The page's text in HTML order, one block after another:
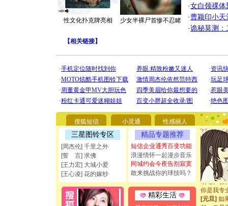
性文化扑克牌亮相 少女半裸尸首惨不忍睹
·女白领祼体
·曹颖印小天
·诡秘莫测：
【相关链接】
搜狐短信 小灵通 性感丽人
三星图铃专区
[周杰伦] 千里之外
[誓 言] 求佛
[王力宏] 大城小爱
[王心凌] 花的嫁纱
精品专题推荐
短信企业通秀百变功能
浪漫情怀一起漫步音乐
同城约会今夜告别寂寞
敢来挑战你的球技吗？
精彩生活
[圣诞节]
要平安！
[圣诞节]
能正大光
都要快乐
[圣诞节]
如意,快
[元旦]看
断电。爱
你是我专
[元旦] 如
起；二是